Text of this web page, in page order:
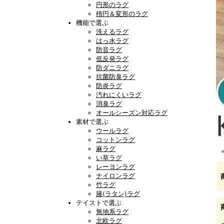
円形のラグ
楕円＆変形のラグ
機能で選ぶ
洗えるラグ
はっ水ラグ
防音ラグ
低反発ラグ
防ダニラグ
抗菌防臭ラグ
防炎ラグ
汚れにくいラグ
消臭ラグ
オールシーズン対応ラグ
素材で選ぶ
ウールラグ
コットンラグ
麻ラグ
い草ラグ
レーヨンラグ
ナイロンラグ
竹ラグ
籐(ラタン)ラグ
テイストで選ぶ
無地系ラグ
北欧ラグ